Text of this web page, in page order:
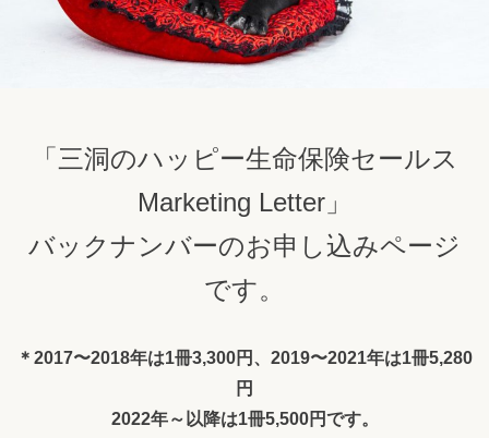
「三洞のハッピー生命保険セールス
Marketing Letter」
バックナンバーのお申し込みページ
です。
＊2017〜2018年は1冊3,300円、2019〜2021年は1冊5,280
円
2022年～以降は1冊5,500円です。